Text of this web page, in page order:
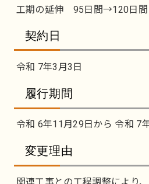
工期の延伸 95日間→120日
契約日
令和 7年3月3日
履行期間
令和 6年11月29日から 令和 7
変更理由